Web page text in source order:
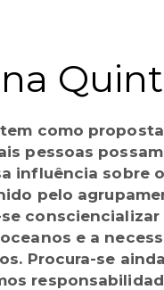
como
pessoas
influência sobre
pelo
e a
Procura-se